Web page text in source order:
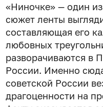
«Ниночке» — один
сюжет ленты
составляющая его
любовных
разворачиваются в
России. Именно
советской России
драгоценности на